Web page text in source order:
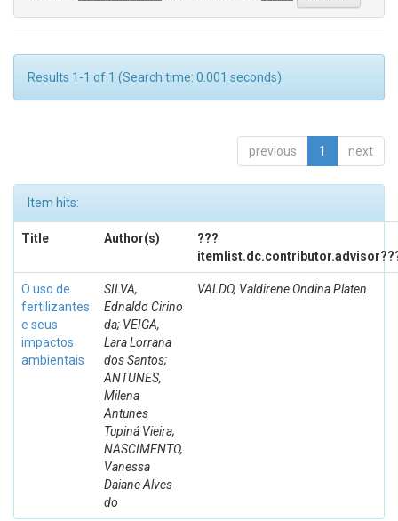
Results 1-1 of 1 (Search time: 0.001 seconds).
previous 1 next
Item hits:
Title Author(s)
???
O uso de
fertilizantes
e seus
impactos
ambientais
SILVA,
Ednaldo Cirino
da; VEIGA,
Lara Lorrana
dos Santos;
ANTUNES,
Milena
Antunes
Tupiná Vieira;
NASCIMENTO,
Vanessa
Daiane Alves
do
VALDO, Valdirene Ondina Platen